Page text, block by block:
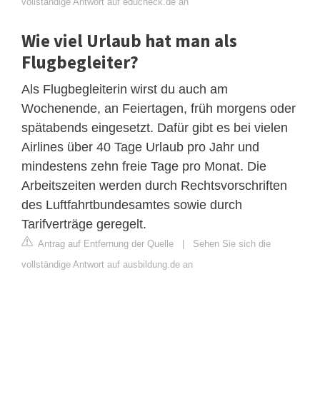
Wie viel Urlaub hat man als
Flugbegleiter?
Als Flugbegleiterin wirst du auch am
Wochenende, an Feiertagen, früh morgens oder
spätabends eingesetzt. Dafür gibt es bei vielen
Airlines über 40 Tage Urlaub pro Jahr und
mindestens zehn freie Tage pro Monat. Die
Arbeitszeiten werden durch Rechtsvorschriften
des Luftfahrtbundesamtes sowie durch
Tarifverträge geregelt.
Antrag auf Entfernung der Quelle | Sehen Sie sich die
vollständige Antwort auf ausbildung.de an